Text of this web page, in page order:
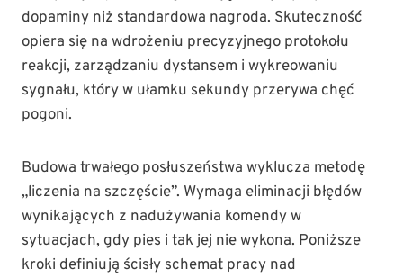
dopaminy niż standardowa nagroda. Skuteczność
opiera się na wdrożeniu precyzyjnego protokołu
reakcji, zarządzaniu dystansem i wykreowaniu
sygnału, który w ułamku sekundy przerywa chęć
pogoni.
Budowa trwałego posłuszeństwa wyklucza metodę
„liczenia na szczęście”. Wymaga eliminacji błędów
wynikających z nadużywania komendy w
sytuacjach, gdy pies i tak jej nie wykona. Poniższe
kroki definiują ścisły schemat pracy nad